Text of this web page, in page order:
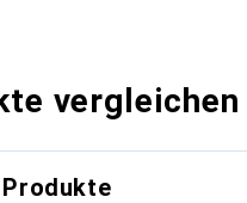
vergleichen